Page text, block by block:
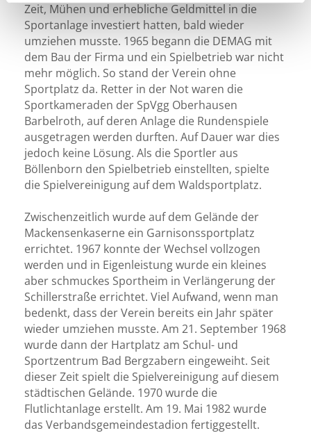
Zeit, Mühen und erhebliche Geldmittel in die
Sportanlage investiert hatten, bald wieder
umziehen musste. 1965 begann die DEMAG mit
dem Bau der Firma und ein Spielbetrieb war nicht
mehr möglich. So stand der Verein ohne
Sportplatz da. Retter in der Not waren die
Sportkameraden der SpVgg Oberhausen
Barbelroth, auf deren Anlage die Rundenspiele
ausgetragen werden durften. Auf Dauer war dies
jedoch keine Lösung. Als die Sportler aus
Böllenborn den Spielbetrieb einstellten, spielte
die Spielvereinigung auf dem Waldsportplatz.
Zwischenzeitlich wurde auf dem Gelände der
Mackensenkaserne ein Garnisonssportplatz
errichtet. 1967 konnte der Wechsel vollzogen
werden und in Eigenleistung wurde ein kleines
aber schmuckes Sportheim in Verlängerung der
Schillerstraße errichtet. Viel Aufwand, wenn man
bedenkt, dass der Verein bereits ein Jahr später
wieder umziehen musste. Am 21. September 1968
wurde dann der Hartplatz am Schul- und
Sportzentrum Bad Bergzabern eingeweiht. Seit
dieser Zeit spielt die Spielvereinigung auf diesem
städtischen Gelände. 1970 wurde die
Flutlichtanlage erstellt. Am 19. Mai 1982 wurde
das Verbandsgemeindestadion fertiggestellt.